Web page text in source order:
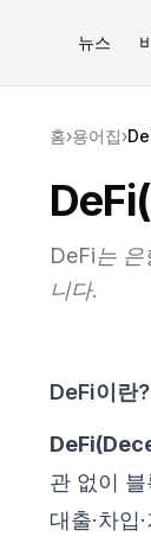
뉴스
홈›용어집›
DeFi는
니다.
DeFi이란?
관 없이
대출·차입